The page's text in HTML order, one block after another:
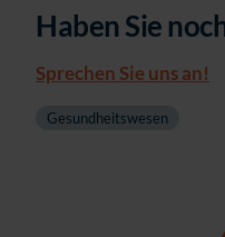
Haben Sie
Sprechen Sie uns an!
Gesundheitswesen